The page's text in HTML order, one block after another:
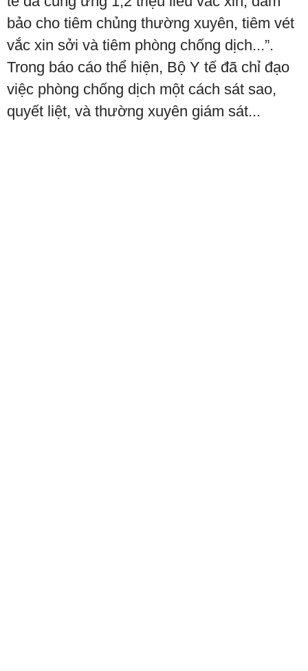
bảo cho tiêm chủng thường xuyên, tiêm vét
vắc xin sởi và tiêm phòng chống dịch...”.
Trong báo cáo thể hiện, Bộ Y tế đã chỉ đạo
việc phòng chống dịch một cách sát sao,
quyết liệt, và thường xuyên giám sát...